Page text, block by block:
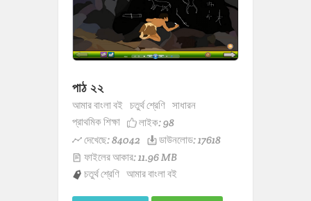
পাঠ ২২
আমার বাংলা বই চতুর্থ শ্রেণি সাধারন
প্রাথমিক শিক্ষা
লাইক:98
দেখেছে: 84042
ডাউনলোড: 17618
ফাইলের আকার: 11.96 MB
চতুর্থ শ্রেণি আমার বাংলা বই